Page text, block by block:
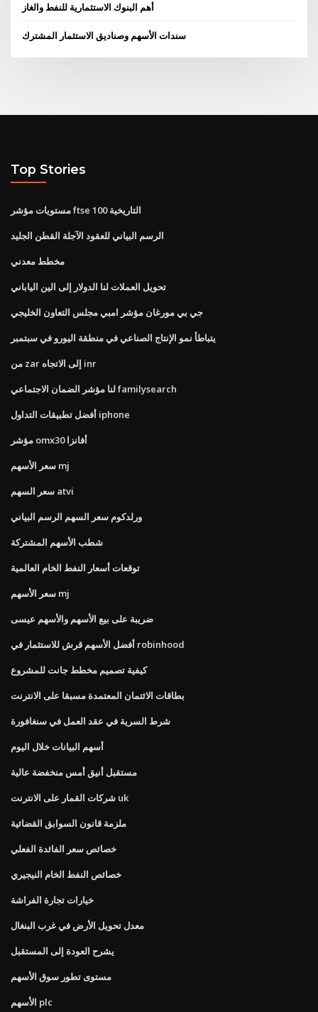
أهم البنوك الاستثمارية للنفط والغاز
سندات الأسهم وصناديق الاستثمار المشترك
Top Stories
مستويات مؤشر ftse 100 التاريخية
الرسم البياني للعقود الآجلة القطن الجليد
مخطط معدني
تحويل العملات لنا الدولار إلى الين الياباني
جي بي مورغان مؤشر امبي مجلس التعاون الخليجي
يتباطأ نمو الإنتاج الصناعي في منطقة اليورو في سبتمبر
من zar إلى الاتجاه inr
لنا مؤشر الضمان الاجتماعي familysearch
أفضل تطبيقات التداول iphone
مؤشر omx30 أفانزا
سعر الأسهم mj
سعر السهم atvi
ورلدكوم سعر السهم الرسم البياني
شطب الأسهم المشتركة
توقعات أسعار النفط الخام العالمية
سعر الأسهم mj
ضريبة على بيع الأسهم والأسهم عيسى
أفضل الأسهم قرش للاستثمار في robinhood
كيفية تصميم مخطط جانت للمشروع
بطاقات الائتمان المعتمدة مسبقا على الانترنت
شرط السرية في عقد العمل في سنغافورة
أسهم البيانات خلال اليوم
مستقبل أنيق أمس منخفضة عالية
شركات القمار على الانترنت uk
ملزمة قانون السوابق القضائية
خصائص سعر الفائدة الفعلي
خصائص النفط الخام النيجيري
خيارات تجارة الفراشة
معدل تحويل الأرض في غرب البنغال
يشرح العودة إلى المستقبل
مستوى تطور سوق الأسهم
الأسهم plc